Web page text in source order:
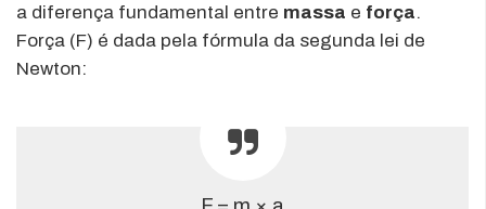
a diferença fundamental entre massa e força.
Força (F) é dada pela fórmula da segunda lei de
Newton: